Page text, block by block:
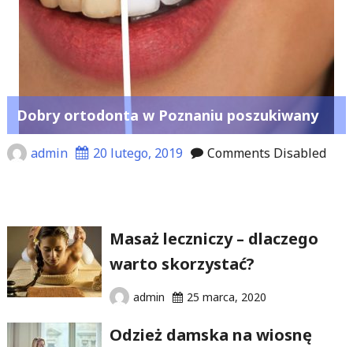
Dobry ortodonta w Poznaniu poszukiwany
admin 20 lutego, 2019 Comments Disabled
Masaż leczniczy – dlaczego
warto skorzystać?
admin 25 marca, 2020
Odzież damska na wiosnę